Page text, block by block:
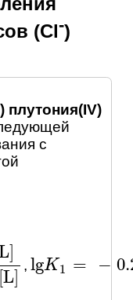
(Cl-)
) плутония(IV)
с
]
L]
L] , lgK 1 = −
lgK1= -0.25